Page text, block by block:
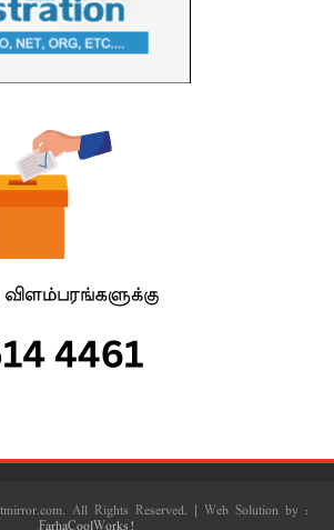
All Rights Reserved. | Web Solution by :
FarhaCoolWorks!